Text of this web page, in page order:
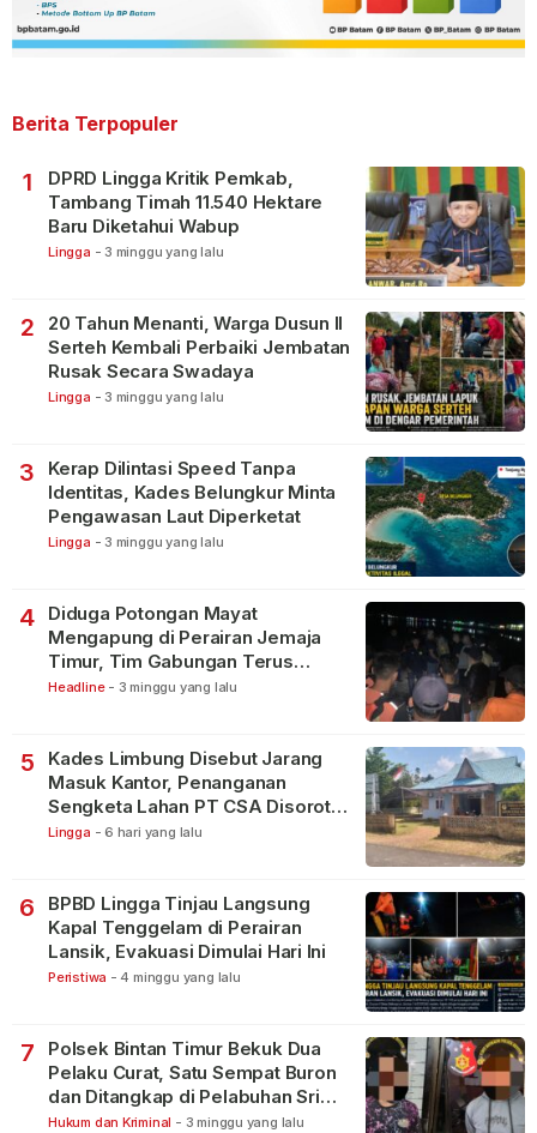
Berita Terpopuler
1
DPRD Lingga Kritik Pemkab,
Tambang Timah 11.540 Hektare
Baru Diketahui Wabup
Lingga - 3 minggu yang lalu
2
20 Tahun Menanti, Warga Dusun II
Serteh Kembali Perbaiki Jembatan
Rusak Secara Swadaya
Lingga - 3 minggu yang lalu
3
Kerap Dilintasi Speed Tanpa
Identitas, Kades Belungkur Minta
Pengawasan Laut Diperketat
Lingga - 3 minggu yang lalu
4
Diduga Potongan Mayat
Mengapung di Perairan Jemaja
Timur, Tim Gabungan Terus
Lakukan Pencarian
Headline - 3 minggu yang lalu
5
Kades Limbung Disebut Jarang
Masuk Kantor, Penanganan
Sengketa Lahan PT CSA Disorot
Warga
Lingga - 6 hari yang lalu
6
BPBD Lingga Tinjau Langsung
Kapal Tenggelam di Perairan
Lansik, Evakuasi Dimulai Hari Ini
Peristiwa - 4 minggu yang lalu
7
Polsek Bintan Timur Bekuk Dua
Pelaku Curat, Satu Sempat Buron
dan Ditangkap di Pelabuhan Sri
Bintan Pura
Hukum dan Kriminal - 3 minggu yang lalu